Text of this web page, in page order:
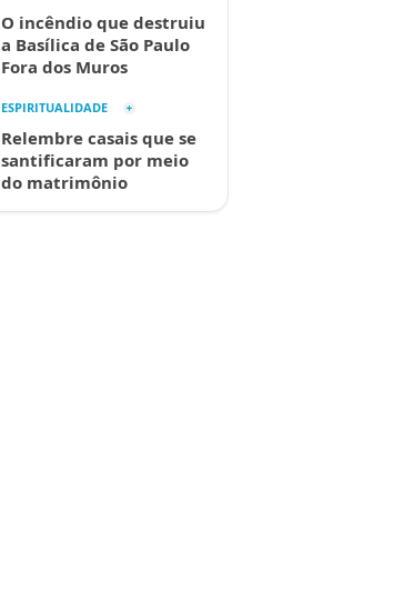
O incêndio que destruiu
a Basílica de São Paulo
Fora dos Muros
ESPIRITUALIDADE
Relembre casais que se
santificaram por meio
do matrimônio